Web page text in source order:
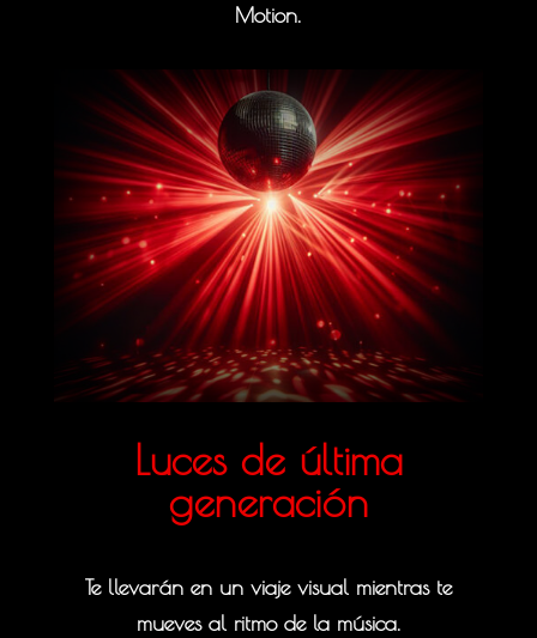
Motion.
Luces de última
generación
Te llevarán en un viaje visual mientras te
mueves al ritmo de la música.